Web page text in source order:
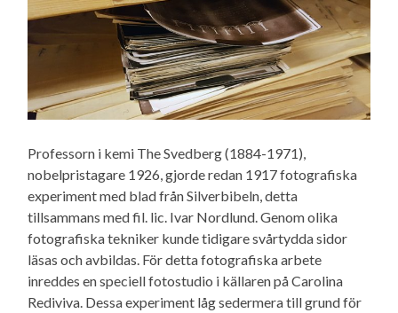
Professorn i kemi The Svedberg (1884-1971),
nobelpristagare 1926, gjorde redan 1917 fotografiska
experiment med blad från Silverbibeln, detta
tillsammans med fil. lic. Ivar Nordlund. Genom olika
fotografiska tekniker kunde tidigare svårtydda sidor
läsas och avbildas. För detta fotografiska arbete
inreddes en speciell fotostudio i källaren på Carolina
Rediviva. Dessa experiment låg sedermera till grund för